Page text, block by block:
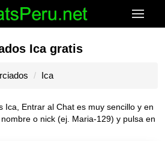
Ica gratis
Ica
Ica, Entrar al Chat es muy sencillo y en
o nick (ej. Maria-129) y pulsa en